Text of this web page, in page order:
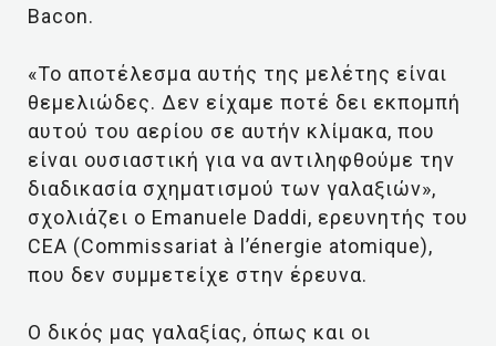
Bacon.
«Το αποτέλεσμα αυτής της μελέτης είναι
θεμελιώδες. Δεν είχαμε ποτέ δει εκπομπή
αυτού του αερίου σε αυτήν κλίμακα, που
είναι ουσιαστική για να αντιληφθούμε την
διαδικασία σχηματισμού των γαλαξιών»,
σχολιάζει ο Emanuele Daddi, ερευνητής του
CEA (Commissariat à l’énergie atomique),
που δεν συμμετείχε στην έρευνα.
Ο δικός μας γαλαξίας, όπως και οι